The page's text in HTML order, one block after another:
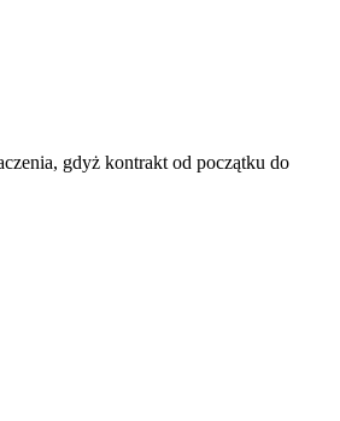
gdyż kontrakt od początku do